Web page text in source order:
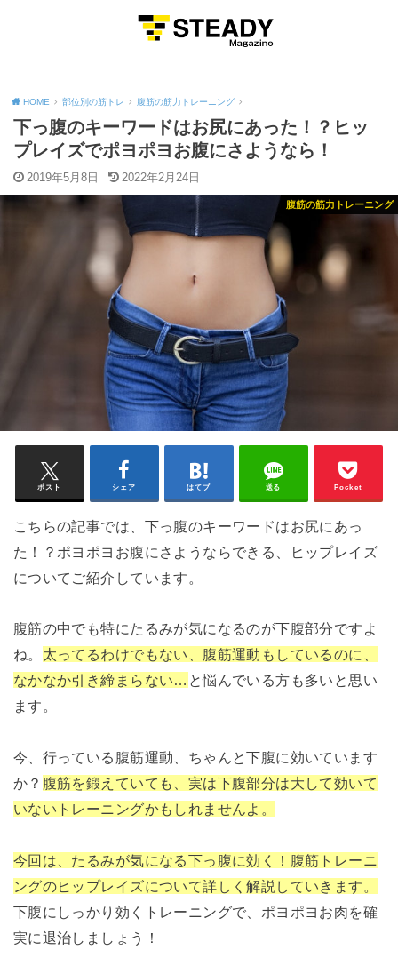
HOME 部位別の筋トレ 腹筋の筋力トレーニング
下っ腹のキーワードはお尻にあった！？ヒッ
プレイズでポヨポヨお腹にさようなら！
2019年5月8日 2022年2月24日
腹筋の筋力トレーニング
ポスト シェア はてブ 送る Pocket
こちらの記事では、下っ腹のキーワードはお尻にあっ
た！？ポヨポヨお腹にさようならできる、ヒップレイズ
についてご紹介しています。
腹筋の中でも特にたるみが気になるのが下腹部分ですよ
ね。 太ってるわけでもない、腹筋運動もしているのに、
なかなか引き締まらない… と悩んでいる方も多いと思い
ます。
今、行っている腹筋運動、ちゃんと下腹に効いています
か？ 腹筋を鍛えていても、実は下腹部分は大して効いて
いないトレーニングかもしれませんよ。
今回は、たるみが気になる下っ腹に効く！腹筋トレーニ
ングのヒップレイズについて詳しく解説していきます。
下腹にしっかり効くトレーニングで、ポヨポヨお肉を確
実に退治しましょう！